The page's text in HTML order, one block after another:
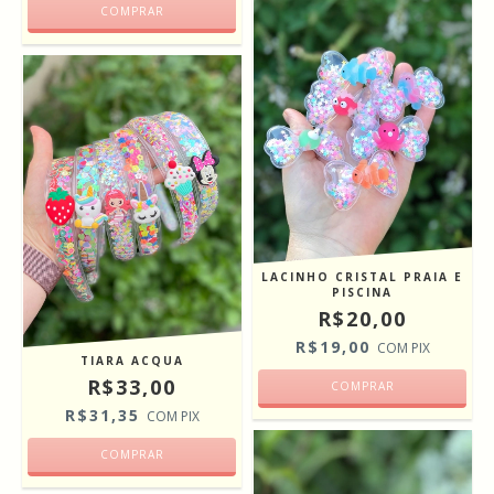
COMPRAR
TIARA ACQUA
R$33,00
R$31,35 COM PIX
COMPRAR
LACINHO CRISTAL PRAIA E
PISCINA
R$20,00
R$19,00 COM PIX
COMPRAR